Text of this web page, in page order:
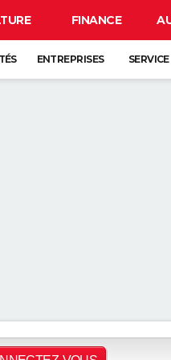
FINANCE
ENTREPRISES